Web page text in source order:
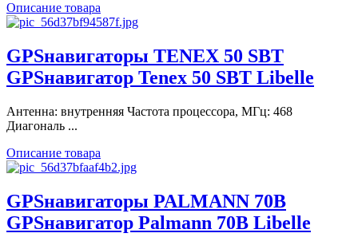
Описание товара
GPSнавигаторы TENEX 50 SBT
GPSнавигатор Tenex 50 SBT Libelle
Антенна: внутренняя Частота процессора, МГц: 468
Диагональ ...
Описание товара
GPSнавигаторы PALMANN 70B
GPSнавигатор Palmann 70B Libelle